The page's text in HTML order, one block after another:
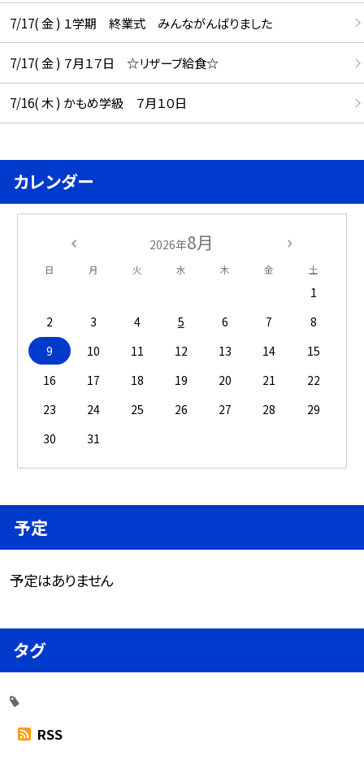
7/17( 金 ) １学期 終業式 みんながんばりました
7/17( 金 ) ７月１７日 ☆リザーブ給食☆
7/16( 木 ) かもめ学級 ７月１０日
カレンダー
2026年8月
日 月 火 水 木 金 土
1
2
3 4 5 6 7
8
9
10 11 12 13 14
15
16
17 18 19 20 21
22
23
24 25 26 27 28
29
30
31
予定
予定はありません
タグ
RSS